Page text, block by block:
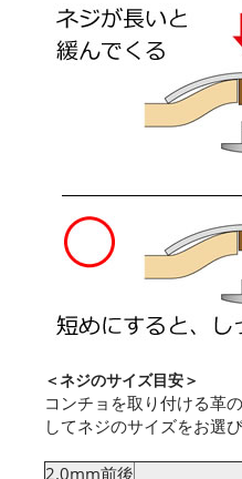
＜ネジのサイズ目安＞
コンチョを取り付ける革
してネジのサイズをお選び
2.0mm前後